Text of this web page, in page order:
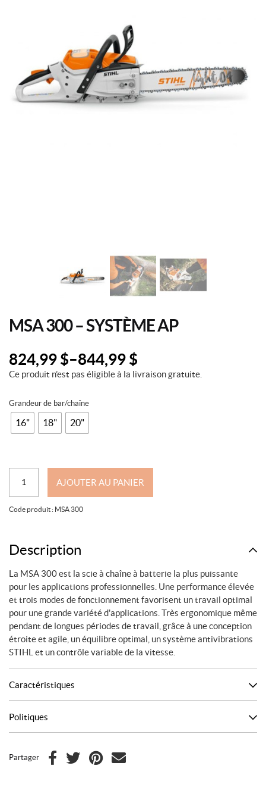
MSA 300 – SYSTÈME AP
824,99 $–844,99 $
Ce produit n’est pas éligible à la livraison gratuite.
Grandeur de bar/chaîne
16" 18" 20"
Système
AJOUTER AU PANIER
Code produit : MSA 300
Description
La MSA 300 est la scie à chaîne à batterie la plus puissante
pour les applications professionnelles. Une performance élevée
et trois modes de fonctionnement favorisent un travail optimal
pour une grande variété d'applications. Très ergonomique même
pendant de longues périodes de travail, grâce à une conception
étroite et agile, un équilibre optimal, un système antivibrations
STIHL et un contrôle variable de la vitesse.
Caractéristiques
Politiques
Partager
F
T
P
C